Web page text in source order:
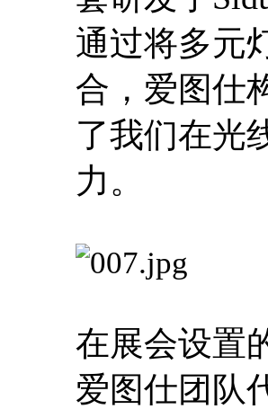
通过将多元
合，爱图仕
了我们在光
力。
在展会设置
爱图仕团队